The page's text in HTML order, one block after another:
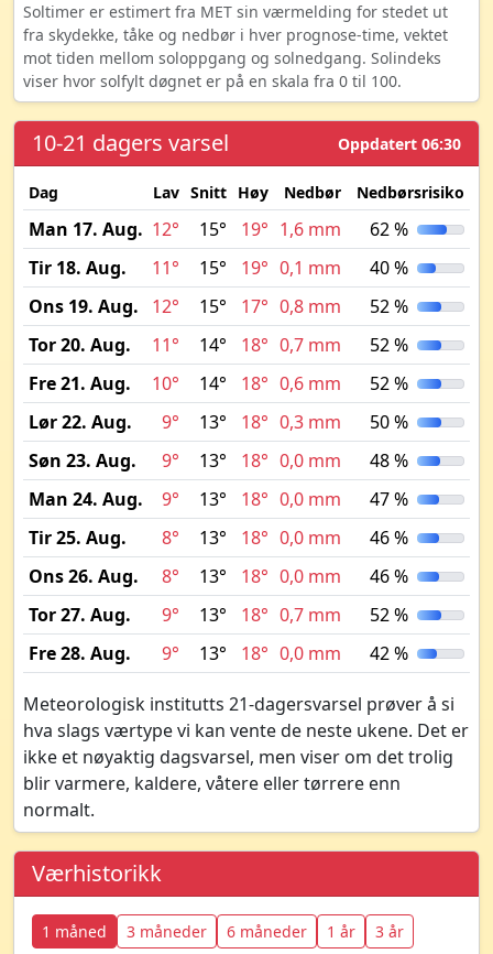
Soltimer er estimert fra MET sin værmelding for stedet ut
fra skydekke, tåke og nedbør i hver prognose-time, vektet
mot tiden mellom soloppgang og solnedgang. Solindeks
viser hvor solfylt døgnet er på en skala fra 0 til 100.
10-21 dagers varsel Oppdatert 06:30
Dag Lav Snitt Høy Nedbør Nedbørsrisiko
Man 17. Aug. 12° 15° 19° 1,6 mm
62 %
Tir 18. Aug.
11° 15° 19° 0,1 mm
40 %
Ons 19. Aug.
12° 15° 17° 0,8 mm
52 %
Tor 20. Aug.
11° 14° 18° 0,7 mm
52 %
Fre 21. Aug.
10° 14° 18° 0,6 mm
52 %
Lør 22. Aug.
9° 13° 18° 0,3 mm
50 %
Søn 23. Aug.
9° 13° 18° 0,0 mm
48 %
Man 24. Aug.
9° 13° 18° 0,0 mm
47 %
Tir 25. Aug.
8° 13° 18° 0,0 mm
46 %
Ons 26. Aug.
8° 13° 18° 0,0 mm
46 %
Tor 27. Aug.
9° 13° 18° 0,7 mm
52 %
Fre 28. Aug.
9° 13° 18° 0,0 mm 42 %
Meteorologisk institutts 21-dagersvarsel prøver å si
hva slags værtype vi kan vente de neste ukene. Det er
ikke et nøyaktig dagsvarsel, men viser om det trolig
blir varmere, kaldere, våtere eller tørrere enn
normalt.
Værhistorikk
1 måned 3 måneder 6 måneder 1 år 3 år